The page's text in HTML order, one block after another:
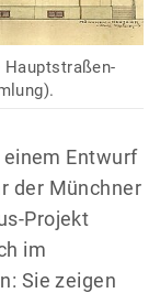
Entwurf
der Münchner
Projekt
im
Sie zeigen